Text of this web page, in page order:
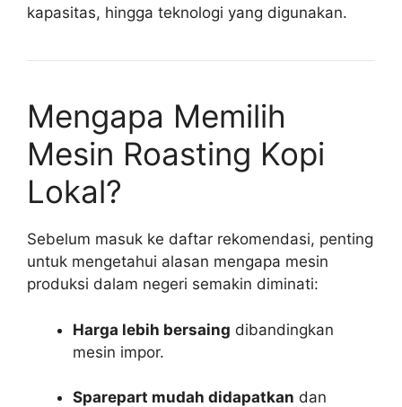
kapasitas, hingga teknologi yang digunakan.
Mengapa Memilih
Mesin Roasting Kopi
Lokal?
Sebelum masuk ke daftar rekomendasi, penting
untuk mengetahui alasan mengapa mesin
produksi dalam negeri semakin diminati:
Harga lebih bersaing dibandingkan
mesin impor.
Sparepart mudah didapatkan dan